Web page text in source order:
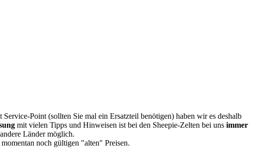
Service-Point (sollten Sie mal ein Ersatzteil benötigen) haben wir es deshalb
mit vielen Tipps und Hinweisen ist bei den Sheepie-Zelten bei uns immer
Länder möglich.
noch gültigen "alten" Preisen.